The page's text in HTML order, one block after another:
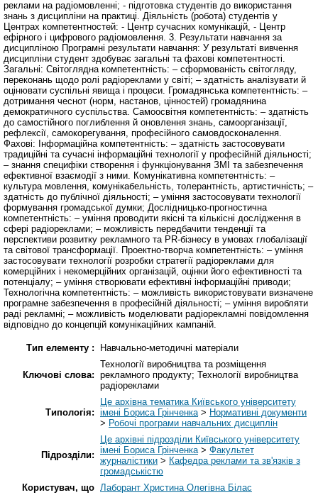
реклами на радіомовленні; - підготовка студентів до використання
знань з дисципліни на практиці. Діяльність (робота) студентів у
Центрах компетентностей: - Центр сучасних комунікацій, - Центр
ефірного і цифрового радіомовлення. 3. Результати навчання за
дисципліною Програмні результати навчання: У результаті вивчення
дисципліни студент здобуває загальні та фахові компетентності.
Загальні: Світоглядна компетентність: – сформованість світогляду,
переконань щодо ролі радіореклами у світі; – здатність аналізувати й
оцінювати суспільні явища і процеси. Громадянська компетентність: –
дотримання чеснот (норм, настанов, цінностей) громадянина
демократичного суспільства. Самоосвітня компетентність: – здатність
до самостійного поглиблення й оновлення знань, самоорганізації,
рефлексії, самокорегування, професійного самовдосконалення.
Фахові: Інформаційна компетентність: – здатність застосовувати
традиційні та сучасні інформаційні технології у професійній діяльності;
– знання специфіки створення і функціонування ЗМІ та забезпечення
ефективної взаємодії з ними. Комунікативна компетентність: –
культура мовлення, комунікабельність, толерантність, артистичність; –
здатність до публічної діяльності; – уміння застосовувати технології
формування громадської думки; Дослідницько-прогностична
компетентність: – уміння проводити якісні та кількісні дослідження в
сфері радіореклами; – можливість передбачити тенденції та
перспективи розвитку рекламного та PR-бізнесу в умовах глобалізації
та світової трансформації. Проектно-творча компетентність: – уміння
застосовувати технології розробки стратегії радіореклами для
комерційних і некомерційних організацій, оцінки його ефективності та
потенціалу; – уміння створювати ефективні інформаційні приводи;
Технологічна компетентність: – можливість використовувати визначене
програмне забезпечення в професійній діяльності; – уміння виробляти
раді рекламні; – можливість моделювати радіорекламні повідомлення
відповідно до концепцій комунікаційних кампаній.
Тип елементу : Навчально-методичні матеріали
Ключові слова:
Технології виробництва та розміщення
рекламного продукту; Технології виробництва
радіореклами
Типологія:
Це архівна тематика Київського університету
імені Бориса Грінченка> Нормативні документи
> Робочі програми навчальних дисциплін
Підрозділи:
Це архівні підрозділи Київського університету
імені Бориса Грінченка> Факультет
журналістики > Кафедра реклами та зв'язків з
громадськістю
Користувач, що Лаборант Христина Олегівна Білас